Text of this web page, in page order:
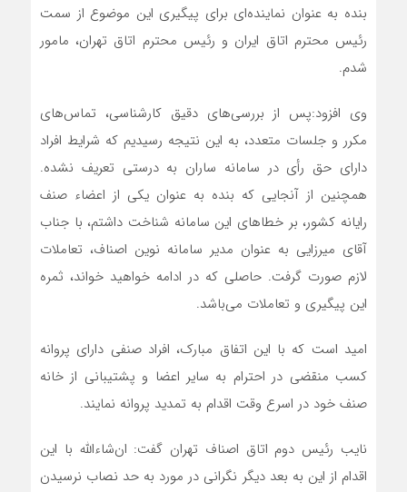
بنده به عنوان نماینده‌ای برای پیگیری این موضوع از سمت
رئیس محترم اتاق ایران و رئیس محترم اتاق تهران، مامور
شدم.
وی افزود:پس از بررسی‌های دقیق کارشناسی، تماس‌های
مکرر و جلسات متعدد، به این نتیجه رسیدیم که شرایط افراد
دارای حق رأی در سامانه ساران به درستی تعریف نشده.
همچنین از آنجایی که بنده به عنوان یکی از اعضاء صنف
رایانه کشور، بر خطاهای این سامانه شناخت داشتم، با جناب
آقای میرزایی به عنوان مدیر سامانه نوین اصناف، تعاملات
لازم صورت گرفت. حاصلی که در ادامه خواهید خواند، ثمره
این پیگیری و تعاملات می‌باشد.
امید است که با این اتفاق مبارک، افراد صنفی دارای پروانه
کسب منقضی در احترام به سایر اعضا و پشتیبانی از خانه
صنف خود در اسرع وقت اقدام به تمدید پروانه نمایند.
نایب رئیس دوم اتاق اصناف تهران گفت: ان‌شاءالله با این
اقدام از این به بعد دیگر نگرانی در مورد به حد نصاب نرسیدن